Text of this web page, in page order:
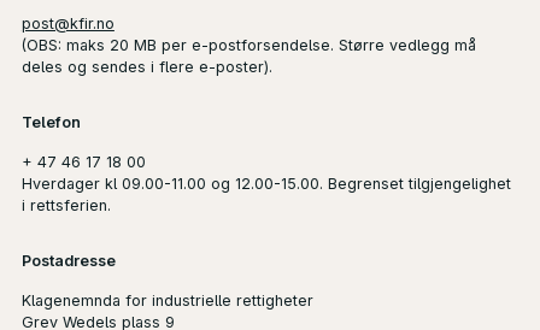
post@kfir.no
(OBS: maks 20 MB per e-postforsendelse. Større vedlegg må
deles og sendes i flere e-poster).
Telefon
+ 47 46 17 18 00
Hverdager kl 09.00-11.00 og 12.00-15.00. Begrenset tilgjengelighet
i rettsferien.
Postadresse
Klagenemnda for industrielle rettigheter
Grev Wedels plass 9